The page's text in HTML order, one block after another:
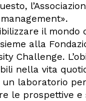
il
alla
Challenge.
nella vita
laboratorio
le prospettive